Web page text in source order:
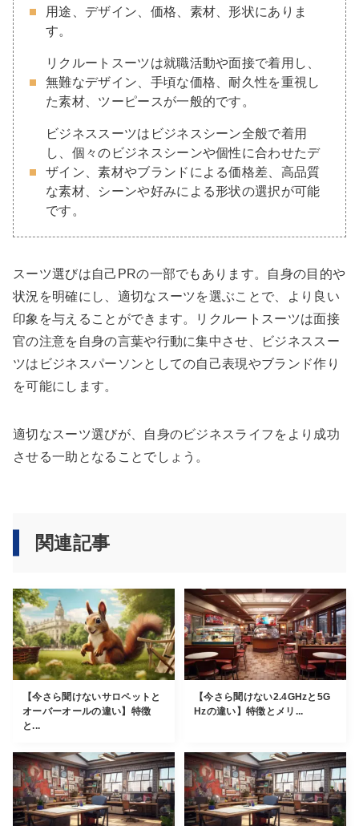
用途、デザイン、価格、素材、形状にありま
す。
リクルートスーツは就職活動や面接で着用し、
無難なデザイン、手頃な価格、耐久性を重視し
た素材、ツーピースが一般的です。
ビジネススーツはビジネスシーン全般で着用
し、個々のビジネスシーンや個性に合わせたデ
ザイン、素材やブランドによる価格差、高品質
な素材、シーンや好みによる形状の選択が可能
です。
スーツ選びは自己PRの一部でもあります。自身の目的や
状況を明確にし、適切なスーツを選ぶことで、より良い
印象を与えることができます。リクルートスーツは面接
官の注意を自身の言葉や行動に集中させ、ビジネススー
ツはビジネスパーソンとしての自己表現やブランド作り
を可能にします。
適切なスーツ選びが、自身のビジネスライフをより成功
させる一助となることでしょう。
関連記事
【今さら聞けないサロペットと
オーバーオールの違い】特徴
と...
【今さら聞けない2.4GHzと5G
Hzの違い】特徴とメリ...